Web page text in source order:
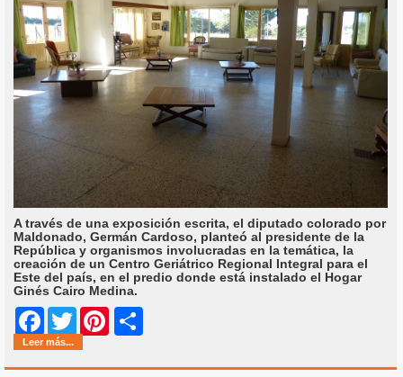
A través de una exposición escrita, el diputado colorado por
Maldonado, Germán Cardoso, planteó al presidente de la
República y organismos involucradas en la temática, la
creación de un Centro Geriátrico Regional Integral para el
Este del país, en el predio donde está instalado el Hogar
Ginés Cairo Medina.
Facebook
Twitter Pinterest
Leer más...